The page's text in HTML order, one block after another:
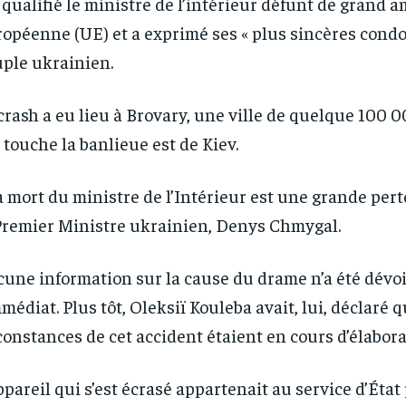
RECOMMENDED
Pay now and you get access to exclusive
By
RECOMMENDED
Pay now and you get access to exclusive
By
(UE) et a exprimé ses « plus sincères
ukrainien.
a eu lieu à Brovary, une ville de quelque 100
la banlieue est de Kiev.
mort du ministre de l’Intérieur est une grande
Ministre ukrainien, Denys Chmygal.
information sur la cause du drame n’a été
Plus tôt, Oleksiï Kouleba avait, lui, déclaré
de cet accident étaient en cours
qui s’est écrasé appartenait au service